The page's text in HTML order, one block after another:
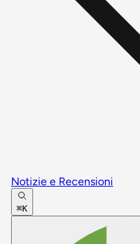
Notizie e Recensioni
⌘K